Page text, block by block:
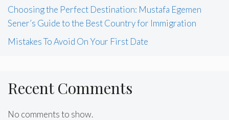
Choosing the Perfect Destination: Mustafa Egemen
Sener’s Guide to the Best Country for Immigration
Mistakes To Avoid On Your First Date
Recent Comments
No comments to show.